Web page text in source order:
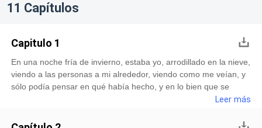
11 Capítulos
Capitulo 1
En una noche fría de invierno, estaba yo, arrodillado en la nieve,
viendo a las personas a mi alrededor, viendo como me veían, y
sólo podía pensar en qué había hecho, y en lo bien que se
había sentido. A mi alrededor habían probablemente 3 o 5
estaba ccontemplando lo que acababa de hacer, debajo de mí,
Leer más